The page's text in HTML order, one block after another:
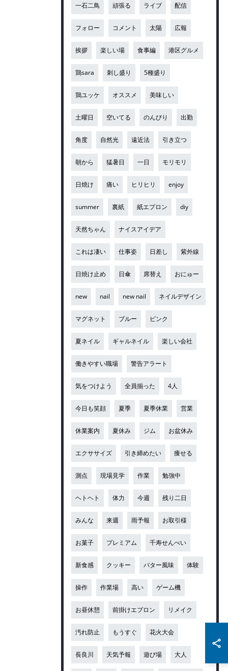
一石二鳥 頑張る ライブ 配信
フォロー コメント 太陽 広報
挨拶 楽しい場 食事編 港区グルメ
鶏sara 刺し盛り 5種盛り
鶏ユッケ オススメ 美味しい
土曜日 空いてる のんびり 出勤
角度 自然光 遠近法 引き立つ
朝から 猛暑日 一日 モリモリ
日焼け 痛い ヒリヒリ enjoy
summer 裏紙 紙エプロン diy
天然ちゃん ナイスアイデア
これは凄い 仕事姿 日差し 紫外線
日焼け止め 日傘 席替え おにゅー
new nail new nail ネイルデザイン
マグネット ブルー ピンク
夏ネイル ギャルネイル 楽しい会社
働きやすい職場 警告アラート
気をつけよう 全員揃った 4人
今日も笑顔 夏季 夏季休業 営業
休業案内 夏休み ジム お盆休み
エクササイズ 引き締めたい 痩せる
測点 現場見学 作業 勉強中
ヘトヘト 体力 今週 残り二日
みんな 来週 雨予報 お取引様
お菓子 プレミアム 千寿せんべい
新食感 クッキー バター風味 体験
操作 作業場 高い ゲーム機
お昼休憩 前掛けエプロン リメイク
汚れ防止 もうすぐ 花火大会
長良川 天気予報 遊び場 大人